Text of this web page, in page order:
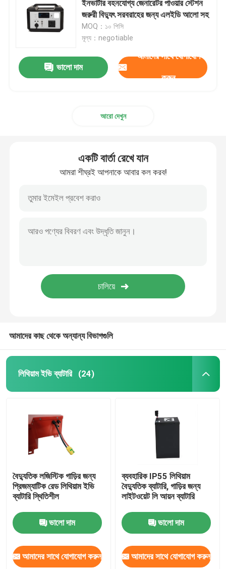
18650 লিথিয়াম ব্যাটারি
ইনভার্টার বহনযোগ্য জেনারেটর পাওয়ার স্টেশন
জরুরী বিদ্যুৎ সরবরাহের জন্য এলইডি আলো সহ
MOQ：১০ পিসি
মূল্য：negotiable
ভালো দাম
আমাদের সাথে যোগাযোগ
করুন
আরো দেখুন
একটি বার্তা রেখে যান
আমরা শীঘ্রই আপনাকে আবার কল করব!
আমাদের কাছ থেকে অন্যান্য বিভাগগুলি
লিথিয়াম ইভি ব্যাটারি (24)
বৈদ্যুতিক লজিস্টিক গাড়ির জন্য
প্রিজম্যাটিক রেড লিথিয়াম ইভি
ব্যাটারি স্থিতিশীল
ভালো দাম
আমাদের সাথে যোগাযোগ করুন
ব্যবহারিক IP55 লিথিয়াম
বৈদ্যুতিক ব্যাটারি, গাড়ির জন্য
লাইটওয়েট লি আয়ন ব্যাটারি
ভালো দাম
আমাদের সাথে যোগাযোগ করুন